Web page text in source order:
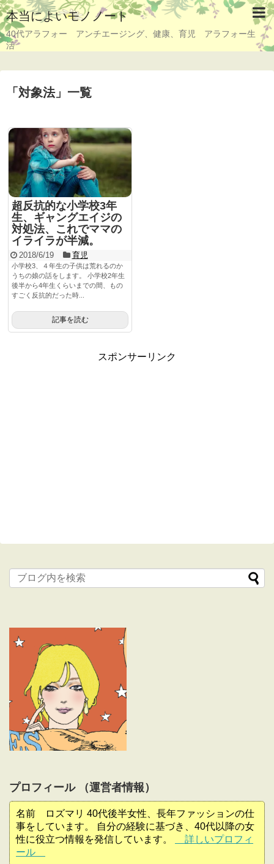
本当によいモノノート
40代アラフォー アンチエージング、健康、育児 アラフォー生
活
「 対象法」 一覧
超反抗的な小学校3年
生、ギャングエイジの
対処法、これでママの
イライラが半減。
2018/6/19 育児
小学校3、４年生の子供は荒れるのか
うちの娘の話をします。 小学校2年生
後半から4年生くらいまでの間、もの
すごく反抗的だった時...
記事を読む
スポンサーリンク
プロフィール （運営者情報）
名前 ロズマリ 40代後半女性、長年ファッションの仕
事をしています。 自分の経験に基づき、40代以降の女
性に役立つ情報を発信しています。
詳しいプロフィ
ール